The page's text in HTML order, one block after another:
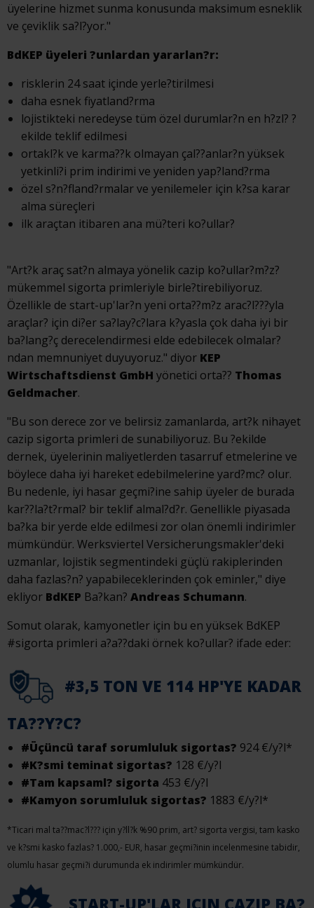
üyelerine hizmet sunma konusunda maksimum esneklik
ve çeviklik sa?l?yor."
BdKEP üyeleri ?unlardan yararlan?r:
risklerin 24 saat içinde yerle?tirilmesi
daha esnek fiyatland?rma
lojistikteki neredeyse tüm özel durumlar?n en h?zl? ?
ekilde teklif edilmesi
ortakl?k ve karma??k olmayan çal??anlar?n yüksek
yetkinli?i prim indirimi ve yeniden yap?land?rma
özel s?n?fland?rmalar ve yenilemeler için k?sa karar
alma süreçleri
ilk araçtan itibaren ana mü?teri ko?ullar?
"Art?k araç sat?n almaya yönelik cazip ko?ullar?m?z?
mükemmel sigorta primleriyle birle?tirebiliyoruz.
Özellikle de start-up'lar?n yeni orta??m?z arac?l???yla
araçlar? için di?er sa?lay?c?lara k?yasla çok daha iyi bir
ba?lang?ç derecelendirmesi elde edebilecek olmalar?
ndan memnuniyet duyuyoruz." diyor KEP
Wirtschaftsdienst GmbH yönetici orta?? Thomas
Geldmacher.
"Bu son derece zor ve belirsiz zamanlarda, art?k nihayet
cazip sigorta primleri de sunabiliyoruz. Bu ?ekilde
dernek, üyelerinin maliyetlerden tasarruf etmelerine ve
böylece daha iyi hareket edebilmelerine yard?mc? olur.
Bu nedenle, iyi hasar geçmi?ine sahip üyeler de burada
kar??la?t?rmal? bir teklif almal?d?r. Genellikle piyasada
ba?ka bir yerde elde edilmesi zor olan önemli indirimler
mümkündür. Werksviertel Versicherungsmakler'deki
uzmanlar, lojistik segmentindeki güçlü rakiplerinden
daha fazlas?n? yapabileceklerinden çok eminler," diye
ekliyor BdKEP Ba?kan? Andreas Schumann.
Somut olarak, kamyonetler için bu en yüksek BdKEP
#sigorta primleri a?a??daki örnek ko?ullar? ifade eder:
#3,5 TON VE 114 HP'YE KADAR
TA??Y?C?
#Üçüncü taraf sorumluluk sigortas? 924 €/y?l*
#K?smi teminat sigortas? 128 €/y?l
#Tam kapsaml? sigorta 453 €/y?l
#Kamyon sorumluluk sigortas? 1883 €/y?l*
*Ticari mal ta??mac?l??? için y?ll?k %90 prim, art? sigorta vergisi, tam kasko
ve k?smi kasko fazlas? 1.000,- EUR, hasar geçmi?inin incelenmesine tabidir,
olumlu hasar geçmi?i durumunda ek indirimler mümkündür.